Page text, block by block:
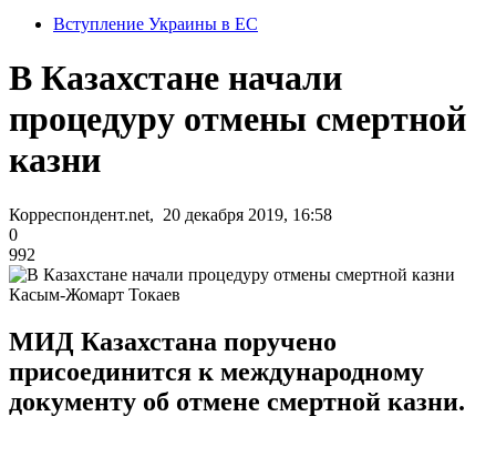
Вступление Украины в ЕС
В Казахстане начали
процедуру отмены смертной
казни
Корреспондент.net, 20 декабря 2019, 16:58
0
992
Касым-Жомарт Токаев
МИД Казахстана поручено
присоединится к международному
документу об отмене смертной казни.